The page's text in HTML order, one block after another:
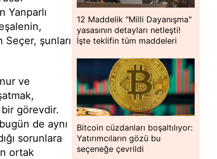
Yanparlı
şunları
ve
görevdir.
de aynı
sorunlara
ortak
12 Maddelik "Milli Dayanışma"
yasasının detayları netleşti!
İşte teklifin tüm maddeleri
Bitcoin cüzdanları boşaltılıyor:
Yatırımcıların gözü bu
seçeneğe çevrildi